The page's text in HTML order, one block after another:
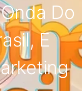
Do
E